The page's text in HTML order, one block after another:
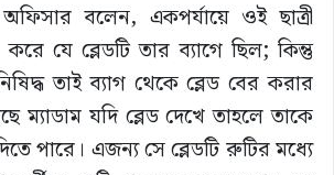
অফিসার বলেন, একপর্যায়ে ওই ছাত্রী
যে ব্লেডটি তার ব্যাগে ছিল; কিন্তু
তাই ব্যাগ থেকে ব্লেড বের করার
ম্যাডাম যদি ব্লেড দেখে তাহলে তাকে
পারে। এজন্য সে ব্লেডটি রুটির মধ্যে